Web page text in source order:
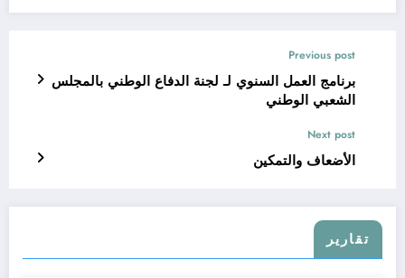
Previous post
برنامج العمل السنوي لـ لجنة الدفاع الوطني بالمجلس
الشعبي الوطني
Next post
الأضعاف والتمكين
تقارير